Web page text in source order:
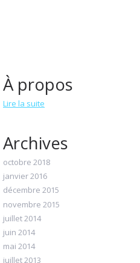
À propos
Lire la suite
Archives
octobre 2018
janvier 2016
décembre 2015
novembre 2015
juillet 2014
juin 2014
mai 2014
juillet 2013